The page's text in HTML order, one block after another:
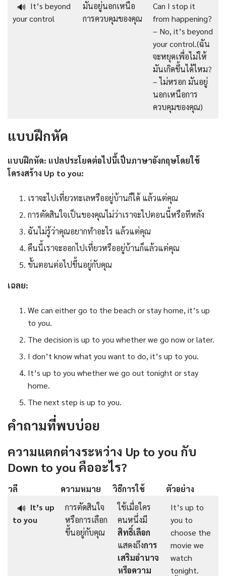
🔊 It’s beyond
your control
มันอยู่นอกเหนือ
การควบคุมของคุณ
Can I stop it
from happening?
– No, it’s beyond
your control.(ฉัน
จะหยุดเพื่อไม่ให้
มันเกิดขึ้นได้ไหม?
– ไม่หรอก มันอยู่
นอกเหนือการ
ควบคุมของคุณ)
แบบฝึกหัด
แบบฝึกหัด: แปลประโยคต่อไปนี้เป็นภาษาอังกฤษโดยใช้
โครงสร้าง Up to you:
เราจะไปเที่ยวทะเลหรืออยู่บ้านก็ได้ แล้วแต่คุณ
การตัดสินใจเป็นของคุณไม่ว่าเราจะไปตอนนี้หรือทีหลัง
ฉันไม่รู้ว่าคุณอยากทำอะไร แล้วแต่คุณ
คืนนี้เราจะออกไปเที่ยวหรืออยู่บ้านก็แล้วแต่คุณ
ขั้นตอนต่อไปขึ้นอยู่กับคุณ
เฉลย:
We can either go to the beach or stay home, it’s up
to you.
The decision is up to you whether we go now or later.
I don’t know what you want to do, it’s up to you.
It’s up to you whether we go out tonight or stay
home.
The next step is up to you.
คำถามที่พบบ่อย
ความแตกต่างระหว่าง Up to you กับ
Down to you คืออะไร?
วลี ความหมาย วิธีการใช้
ตัวอย่าง
🔊 It’s up
to you
การตัดสินใจ
หรือการเลือก
ขึ้นอยู่กับคุณ
ใช้เมื่อใคร
คนหนึ่งมี
สิทธิ์เลือก
แสดงถึงการ
เสริมอำนาจ
หรือความ
It’s up to
you to
choose the
movie we
watch
tonight.